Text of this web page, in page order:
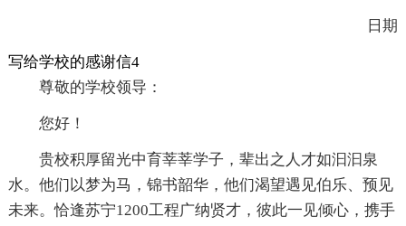
日期
写给学校的感谢信4
尊敬的学校领导：
您好！
贵校积厚留光中育莘莘学子，辈出之人才如汩汩泉
水。他们以梦为马，锦书韶华，他们渴望遇见伯乐、预见
未来。恰逢苏宁1200工程广纳贤才，彼此一见倾心，携手